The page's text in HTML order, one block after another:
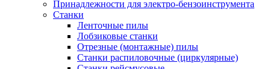
Принадлежности для электро-бензоинструмента
Станки
Ленточные пилы
Лобзиковые станки
Отрезные (монтажные) пилы
Станки распиловочные (циркулярные)